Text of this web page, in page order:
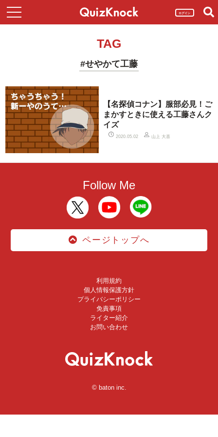
ログイン
TAG
#せやかて工藤
【名探偵コナン】服部必見！ご
まかすときに使える工藤さんク
イズ
2020.05.02 山上 大喜
Follow Me
ページトップへ
利用規約
個人情報保護方針
プライバシーポリシー
免責事項
ライター紹介
お問い合わせ
© baton inc.